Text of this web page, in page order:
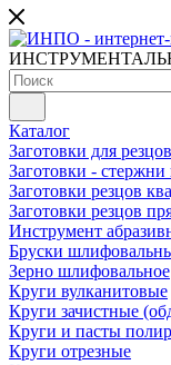
Каталог
Заготовки для
Заготовки -
Заготовки резцов
Заготовки резцов
Инструмент
Бруски
Зерно шлифовальное
Круги вулканитовые
Круги зачистные
Круги и пасты
Круги отрезные